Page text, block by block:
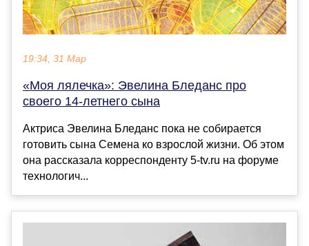
19:34, 31 Мар
«Моя лялечка»: Эвелина Бледанс про
своего 14-летнего сына
Актриса Эвелина Бледанс пока не собирается
готовить сына Семена ко взрослой жизни. Об этом
она рассказала корреспонденту 5-tv.ru на форуме
технологич...